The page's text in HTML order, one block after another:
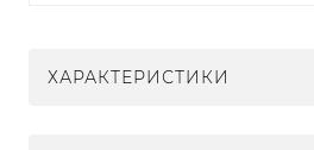
ХАРАКТЕРИСТИКИ